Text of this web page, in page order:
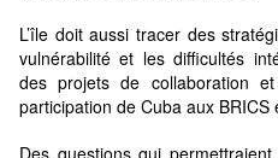
L’île doit aussi tracer des
vulnérabilité et les difficultés
des projets de collaboration
participation de Cuba aux BRICS
Des questions qui